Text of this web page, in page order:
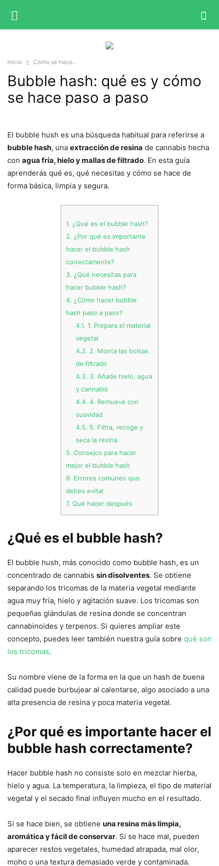
Inicio Cómo se hace...
Bubble hash: qué es y cómo
se hace paso a paso
El bubble hush es una búsqueda habitual para referirse a
bubble hash, una extracción de resina de cannabis hecha
con agua fría, hielo y mallas de filtrado. En esta guía
aprenderás qué es, qué necesitas y cómo se hace de
forma básica, limpia y segura.
1. ¿Qué es el bubble hash?
2. ¿Por qué es importante
hacer el bubble hash
correctamente?
3. ¿Qué necesitas para
hacer bubble hash?
4. ¿Cómo hacer bubble
hash paso a paso?
4.1. 1. Prepara el material
vegetal
4.2. 2. Monta las bolsas
de filtrado
4.3. 3. Añade hielo, agua
y cannabis
4.4. 4. Remueve con
suavidad
4.5. 5. Filtra, recoge y
seca la resina
5. Consejos para hacer
mejor el bubble hash
6. Errores comunes que
debes evitar
7. Qué hacer después
¿Qué es el bubble hash?
El bubble hush, más conocido como bubble hash, es un
concentrado de cannabis sin disolventes. Se obtiene
separando los tricomas de la materia vegetal mediante
agua muy fría, hielo y agitación suave. Los tricomas son
pequeñas glándulas de resina donde se concentran
cannabinoides y terpenos. Si quieres ampliar este
concepto, puedes leer también nuestra guía sobre qué son
los tricomas.
Su nombre viene de la forma en la que un hash de buena
calidad puede burbujear al calentarse, algo asociado a una
alta presencia de resina y poca materia vegetal.
¿Por qué es importante hacer el
bubble hash correctamente?
Hacer bubble hash no consiste solo en mezclar hierba,
hielo y agua. La temperatura, la limpieza, el tipo de material
vegetal y el secado final influyen mucho en el resultado.
Si se hace bien, se obtiene una resina más limpia,
aromática y fácil de conservar. Si se hace mal, pueden
aparecer restos vegetales, humedad atrapada, mal olor,
moho o una textura demasiado verde y contaminada.